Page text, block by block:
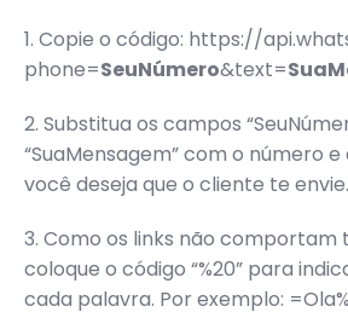
1. Copie o código: https://
phone=SeuNúmero&text=
2. Substitua os campos
“SuaMensagem” com o número
você deseja que o cliente te envie.
3. Como os links não comportam
coloque o código “%20” para
cada palavra. Por exemplo: